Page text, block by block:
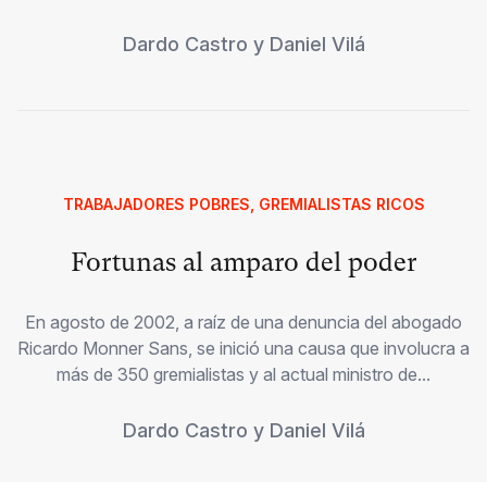
Dardo Castro y Daniel Vilá
TRABAJADORES POBRES, GREMIALISTAS RICOS
Fortunas al amparo del poder
En agosto de 2002, a raíz de una denuncia del abogado
Ricardo Monner Sans, se inició una causa que involucra a
más de 350 gremialistas y al actual ministro de...
Dardo Castro y Daniel Vilá